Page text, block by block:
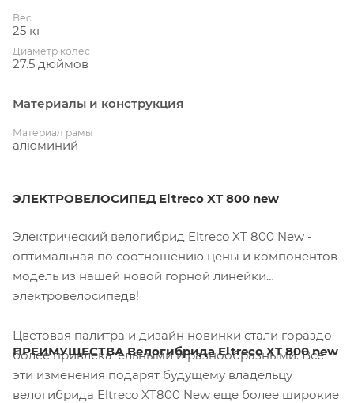
Вес
25 кг
Диаметр колес
27.5 дюймов
Материалы и конструкция
Материал рамы
алюминий
ЭЛЕКТРОВЕЛОСИПЕД Eltreco XT 800 new
Электрический велогибрид Eltreco XT 800 New -
оптимальная по соотношению цены и компонентов
модель из нашей новой горной линейки
электровелосипедв!
Цветовая палитра и дизайн новинки стали гораздо
более привлекательными и разнообразными. Все
эти изменения подарят будущему владельцу
велогибрида Eltreco XT800 New еще более широкие
ПРЕИМУЩЕСТВА Велогибрида Eltreco XT 800 new